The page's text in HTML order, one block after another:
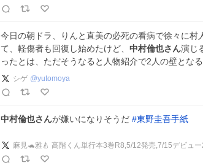
今日の朝ドラ、りんと直美の必死の看病で徐々に村
て、軽傷者も回復し始めたけど、 中村倫也さん演じ
ったとは、ただそうなると人物紹介で2人の壁となる
シゲ @yutomoya
中村倫也さんが嫌いになりそうだ #東野圭吾手紙